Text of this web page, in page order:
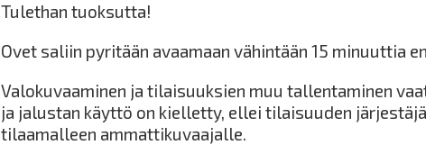
Tulethan tuoksutta!
Ovet saliin pyritään avaamaan vähintään 15 minuuttia
Valokuvaaminen ja tilaisuuksien muu tallentaminen
ja jalustan käyttö on kielletty, ellei tilaisuuden
tilaamalleen ammattikuvaajalle.